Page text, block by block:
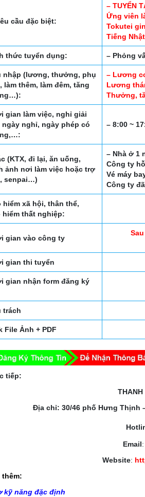
cầu đặc biệt:
– TUYỂN
Ứng viên
Tokutei
Tiếng
thức tuyển dụng: – Phỏng
nhập (lương, thưởng, phụ
làm thêm, làm đêm, tăng
– Lương
Lương
Thưởng,
gian làm việc, nghỉ giải
ngày nghỉ, ngày phép có
– 8:00 ~
(KTX, đi lại, ăn uống,
ảnh nơi làm việc hoặc trợ
senpai…)
– Nhà ở 1
Công ty
Vé máy
Công ty
hiểm xã hội, thân thể,
hiểm thất nghiệp:
gian vào công ty
gian thi tuyển
gian nhận form đăng ký
trách
File Ảnh + PDF
tiếp:
THANH
Địa chỉ: 30/46 phố Hưng Thịnh
Email:
Website:
thêm:
kỹ năng đặc định